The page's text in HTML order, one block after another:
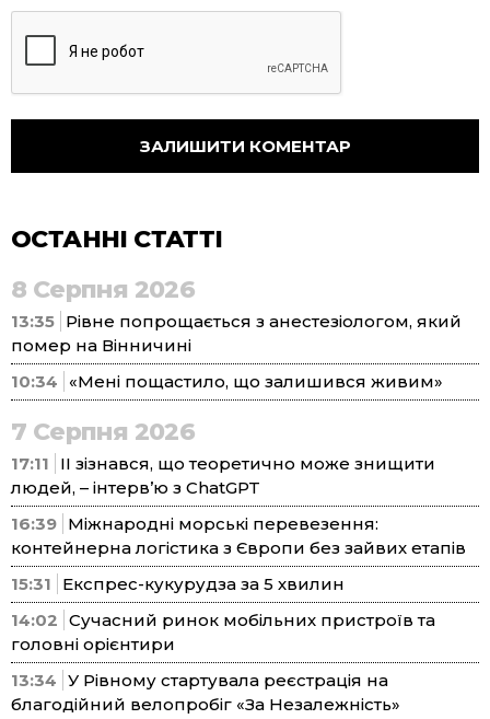
ОСТАННІ СТАТТІ
8 Серпня 2026
13:35 Рівне попрощається з анестезіологом, який
помер на Вінничині
10:34
«Мені пощастило, що залишився живим»
7 Серпня 2026
17:11
ІІ зізнався, що теоретично може знищити
людей, – інтерв’ю з ChatGPT
16:39 Міжнародні морські перевезення:
контейнерна логістика з Європи без зайвих етапів
15:31
Експрес-кукурудза за 5 хвилин
14:02 Сучасний ринок мобільних пристроїв та
головні орієнтири
13:34 У Рівному стартувала реєстрація на
благодійний велопробіг «За Незалежність»